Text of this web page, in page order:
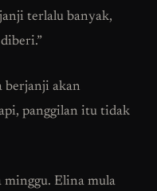
terlalu banyak,
berjanji akan
panggilan itu tidak
minggu. Elina mula